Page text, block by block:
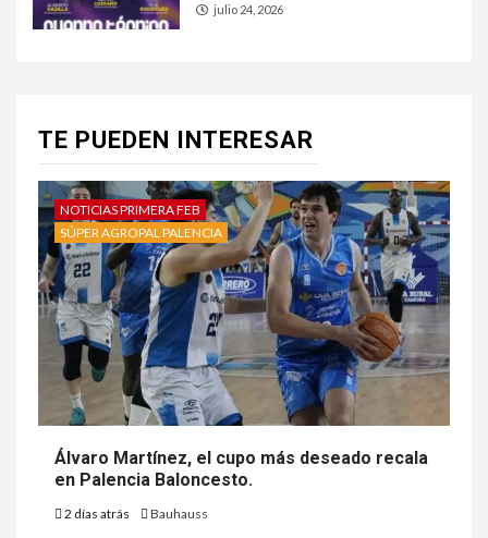
julio 24, 2026
TE PUEDEN INTERESAR
NOTICIAS PRIMERA FEB
SÚPER AGROPAL PALENCIA
Álvaro Martínez, el cupo más deseado recala
en Palencia Baloncesto.
2 días atrás Bauhauss